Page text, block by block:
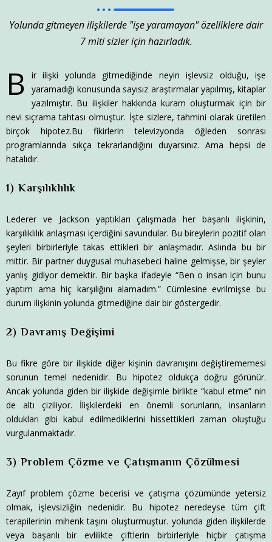
Yolunda gitmeyen ilişkilerde "işe yaramayan" özelliklere dair
7 miti sizler için hazırladık.
B
ir ilişki yolunda gitmediğinde neyin işlevsiz olduğu, işe
yaramadığı konusunda sayısız araştırmalar yapılmış, kitaplar
yazılmıştır. Bu ilişkiler hakkında kuram oluşturmak için bir
nevi sıçrama tahtası olmuştur. İşte sizlere, tahmini olarak üretilen
birçok hipotez.Bu fikirlerin televizyonda öğleden sonrası
programlarında sıkça tekrarlandığını duyarsınız. Ama hepsi de
hatalıdır.
1) Karşılıklılık
Lederer ve Jackson yaptıkları çalışmada her başarılı ilişkinin,
karşılıklılık anlaşması içerdiğini savundular. Bu bireylerin pozitif olan
şeyleri birbirleriyle takas ettikleri bir anlaşmadır. Aslında bu bir
mittir. Bir partner duygusal muhasebeci haline gelmişse, bir şeyler
yanlış gidiyor demektir. Bir başka ifadeyle “Ben o insan için bunu
yaptım ama hiç karşılığını alamadım.” Cümlesine evrilmişse bu
durum ilişkinin yolunda gitmediğine dair bir göstergedir.
2) Davranış Değişimi
Bu fikre göre bir ilişkide diğer kişinin davranışını değiştirememesi
sorunun temel nedenidir. Bu hipotez oldukça doğru görünür.
Ancak yolunda giden bir ilişkide değişimle birlikte “kabul etme” nin
de altı çiziliyor. İlişkilerdeki en önemli sorunların, insanların
oldukları gibi kabul edilmediklerini hissettikleri zaman oluştuğu
vurgulanmaktadır.
3) Problem Çözme ve Çatışmanın Çözülmesi
Zayıf problem çözme becerisi ve çatışma çözümünde yetersiz
olmak, işlevsizliğin nedenidir. Bu hipotez neredeyse tüm çift
terapilerinin mihenk taşını oluşturmuştur. yolunda giden ilişkilerde
veya başarılı bir evlilikte çiftlerin birbirleriyle hiçbir çatışma